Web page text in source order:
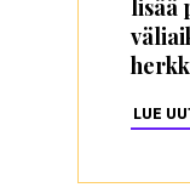
lisää
LUE